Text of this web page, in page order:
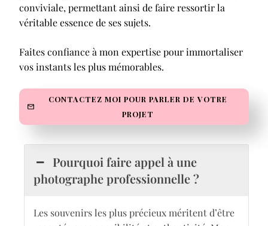
conviviale, permettant ainsi de faire ressortir la
véritable essence de ses sujets.
Faites confiance à mon expertise pour immortaliser
vos instants les plus mémorables.
CONTACTEZ MOI POUR PARLER DE VOTRE
PROJET
Pourquoi faire appel à une
photographe professionnelle ?
Les souvenirs les plus précieux méritent d’être